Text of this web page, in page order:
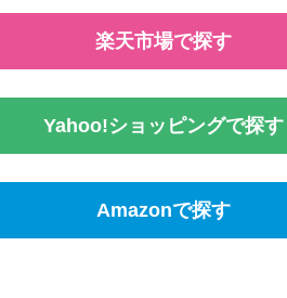
楽天市場で探す
Yahoo!ショッピングで探す
Amazonで探す